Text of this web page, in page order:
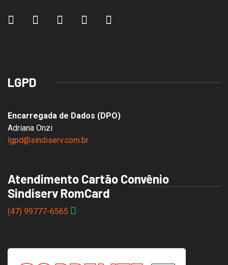
LGPD
Encarregada de Dados (DPO)
Adriana Onzi
lgpd@sindiserv.com.br
Atendimento Cartão Convênio
Sindiserv RomCard
(47) 99777-6565